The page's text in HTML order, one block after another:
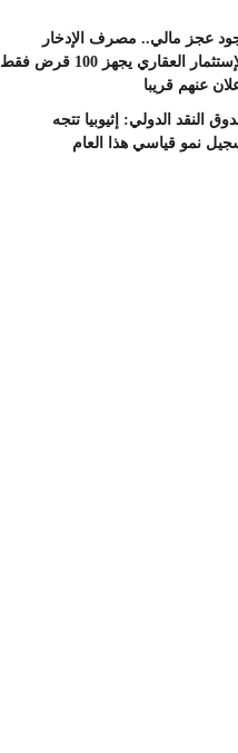
عجز مالي.. مصرف الإدخار
والإستثمار العقاري يجهز 100 قرض فقط
عنهم قريبا
النقد الدولي: إثيوبيا تتجه
نمو قياسي هذا العام